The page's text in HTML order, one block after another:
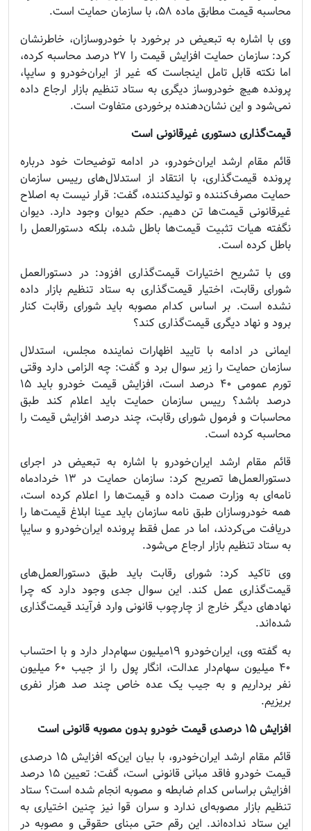
محاسبه قیمت مطابق ماده ۵۸، با سازمان حمایت است.
وی با اشاره به تبعیض در برخورد با خودروسازان، خاطرنشان
کرد: سازمان حمایت افزایش قیمت را ۲۷ درصد محاسبه کرده،
اما نکته قابل تامل اینجاست که غیر از ایران‌خودرو و سایپا،
پرونده هیچ خودروساز دیگری به ستاد تنظیم بازار ارجاع داده
نمی‌شود و این نشان‌دهنده برخوردی متفاوت است.
قیمت‌گذاری دستوری غیرقانونی است
قائم مقام ارشد ایران‌خودرو، در ادامه توضیحات خود درباره
پرونده قیمت‌گذاری، با انتقاد از استدلال‌های رییس سازمان
حمایت مصرف‌کننده و تولیدکننده، گفت: قرار نیست به اصلاح
غیرقانونی قیمت‌ها تن دهیم. حکم دیوان وجود دارد. دیوان
نگفته هیات تثبیت قیمت‌ها باطل شده، بلکه دستورالعمل را
باطل کرده است.
وی با تشریح اختیارات قیمت‌گذاری افزود: در دستورالعمل
شورای رقابت، اختیار قیمت‌گذاری به ستاد تنظیم بازار داده
نشده است. بر اساس کدام مصوبه باید شورای رقابت کنار
برود و نهاد دیگری قیمت‌گذاری کند؟
ایمانی در ادامه با تایید اظهارات نماینده مجلس، استدلال
سازمان حمایت را زیر سوال برد و گفت: چه الزامی دارد وقتی
تورم عمومی ۴۰ درصد است، افزایش قیمت خودرو باید ۱۵
درصد باشد؟ رییس سازمان حمایت باید اعلام کند طبق
محاسبات و فرمول شورای رقابت، چند درصد افزایش قیمت را
محاسبه کرده است.
قائم مقام ارشد ایران‌خودرو با اشاره به تبعیض در اجرای
دستورالعمل‌ها تصریح کرد: سازمان حمایت در ۱۳ خردادماه
نامه‌ای به وزارت صمت داده و قیمت‌ها را اعلام کرده است،
همه خودروسازان طبق نامه سازمان باید عینا ابلاغ قیمت‌ها را
دریافت می‌کردند، اما در عمل فقط پرونده ایران‌خودرو و سایپا
به ستاد تنظیم بازار ارجاع می‌شود.
وی تاکید کرد: شورای رقابت باید طبق دستورالعمل‌های
قیمت‌گذاری عمل کند. این سوال جدی وجود دارد که چرا
نهادهای دیگر خارج از چارچوب قانونی وارد فرآیند قیمت‌گذاری
شده‌اند.
به گفته وی، ایران‌خودرو ۱۹میلیون سهام‌دار دارد و با احتساب
۴۰ میلیون سهام‌دار عدالت، انگار پول را از جیب ۶۰ میلیون
نفر برداریم و به جیب یک عده خاص چند صد هزار نفری
بریزیم.
افزایش ۱۵ درصدی قیمت خودرو بدون مصوبه قانونی است
قائم مقام ارشد ایران‌خودرو، با بیان این‌که افزایش ۱۵ درصدی
قیمت خودرو فاقد مبانی قانونی است، گفت: تعیین ۱۵ درصد
افزایش براساس کدام ضابطه و مصوبه انجام شده است؟ ستاد
تنظیم بازار مصوبه‌ای ندارد و سران قوا نیز چنین اختیاری به
این ستاد نداده‌اند. این رقم حتی مبنای حقوقی و مصوبه در